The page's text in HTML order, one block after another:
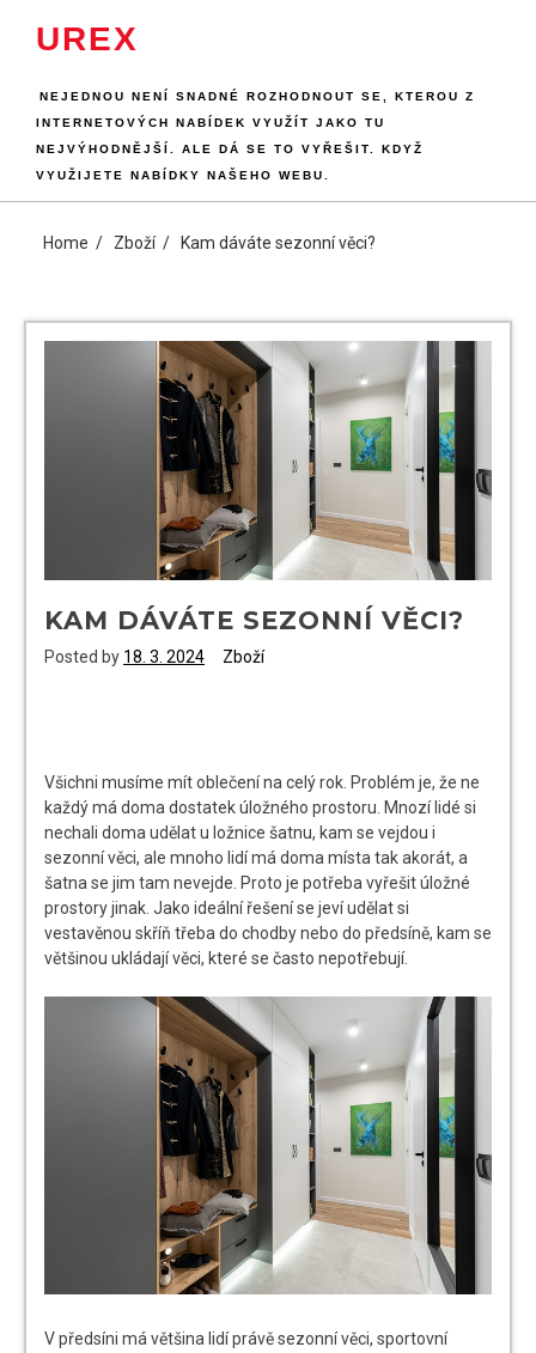
UREX
NEJEDNOU NENÍ SNADNÉ ROZHODNOUT SE, KTEROU Z
INTERNETOVÝCH NABÍDEK VYUŽÍT JAKO TU
NEJVÝHODNĚJŠÍ. ALE DÁ SE TO VYŘEŠIT. KDYŽ
VYUŽIJETE NABÍDKY NAŠEHO WEBU.
Home Zboží Kam dáváte sezonní věci?
KAM DÁVÁTE SEZONNÍ VĚCI?
Posted by 18. 3. 2024 Zboží
Všichni musíme mít oblečení na celý rok. Problém je, že ne
každý má doma dostatek úložného prostoru. Mnozí lidé si
nechali doma udělat u ložnice šatnu, kam se vejdou i
sezonní věci, ale mnoho lidí má doma místa tak akorát, a
šatna se jim tam nevejde. Proto je potřeba vyřešit úložné
prostory jinak. Jako ideální řešení se jeví udělat si
vestavěnou skříň třeba do chodby nebo do předsíně, kam se
většinou ukládají věci, které se často nepotřebují.
V předsíni má většina lidí právě sezonní věci, sportovní